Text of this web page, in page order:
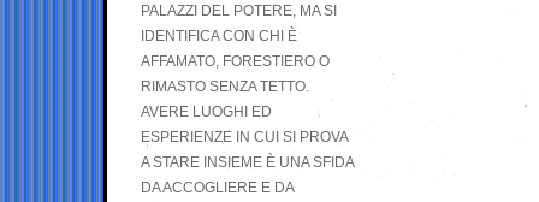
PALAZZI DEL POTERE, MA SI
IDENTIFICA CON CHI È
AFFAMATO, FORESTIERO O
RIMASTO SENZA TETTO.
AVERE LUOGHI ED
ESPERIENZE IN CUI SI PROVA
A STARE INSIEME È UNA SFIDA
DA ACCOGLIERE E DA